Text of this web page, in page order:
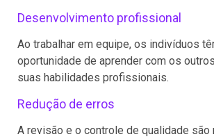
Desenvolvimento profissional
Ao trabalhar em equipe, os indivíduos
oportunidade de aprender com os
suas habilidades profissionais.
Redução de erros
A revisão e o controle de qualidade